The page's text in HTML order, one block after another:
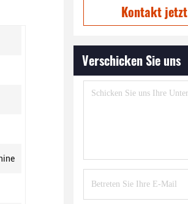
Kontakt jetzt
Verschicken Sie uns